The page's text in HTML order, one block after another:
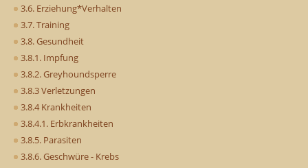
3.6. Erziehung*Verhalten
3.7. Training
3.8. Gesundheit
3.8.1. Impfung
3.8.2. Greyhoundsperre
3.8.3 Verletzungen
3.8.4 Krankheiten
3.8.4.1. Erbkrankheiten
3.8.5. Parasiten
3.8.6. Geschwüre - Krebs